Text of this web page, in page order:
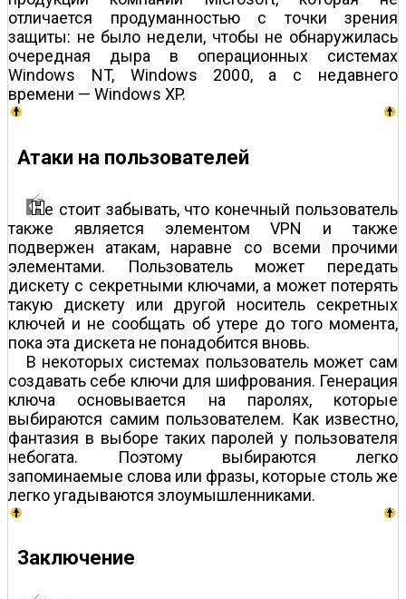
отличается продуманностью с точки зрения
защиты: не было недели, чтобы не обнаружилась
очередная дыра в операционных системах
Windows NT, Windows 2000, а с недавнего
времени — Windows XP.
Атаки на пользователей
е стоит забывать, что конечный пользователь
также является элементом VPN и также
подвержен атакам, наравне со всеми прочими
элементами. Пользователь может передать
дискету с секретными ключами, а может потерять
такую дискету или другой носитель секретных
ключей и не сообщать об утере до того момента,
пока эта дискета не понадобится вновь.
В некоторых системах пользователь может сам
создавать себе ключи для шифрования. Генерация
ключа основывается на паролях, которые
выбираются самим пользователем. Как известно,
фантазия в выборе таких паролей у пользователя
небогата. Поэтому выбираются легко
запоминаемые слова или фразы, которые столь же
легко угадываются злоумышленниками.
Заключение